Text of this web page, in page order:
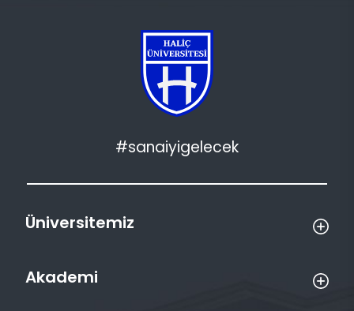
#sanaiyigelecek
Üniversitemiz
Akademi